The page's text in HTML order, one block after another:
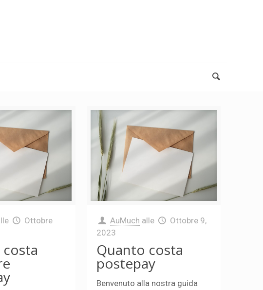
Ottobre
AuMuch alle
Ottobre 9,
2023
Quanto costa
postepay
Benvenuto alla nostra guida